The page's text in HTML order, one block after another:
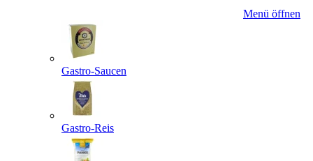
Menü öffnen
Gastro-Saucen
Gastro-Reis